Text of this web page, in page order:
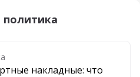
политика
накладные: что